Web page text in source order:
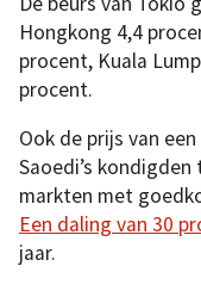
Hongkong 4,4
procent, Kuala
procent.
Ook de prijs van
Saoedi’s
markten met
Een daling van 30
jaar.